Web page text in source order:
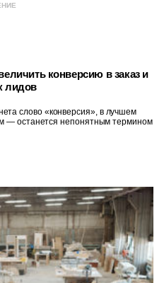
конверсию в заказ и
лидов
слово «конверсия», в лучшем
— останется непонятным термином